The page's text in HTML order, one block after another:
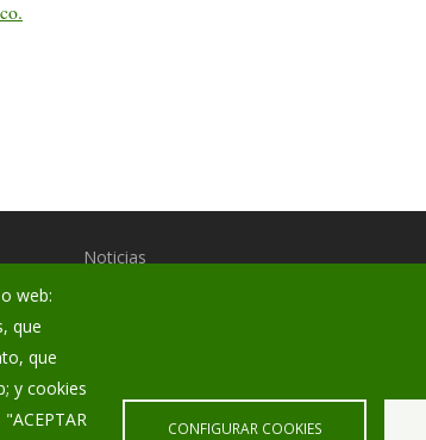
web:
que
que
y cookies
CONFIGURAR COOKIES
Noticias
Teléfonos de interés